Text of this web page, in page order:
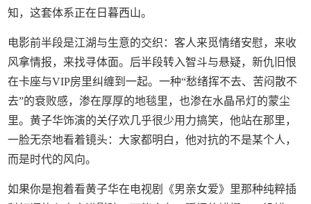
知，这套体系正在日暮西山。
电影前半段是江湖与生意的交织：客人来觅情绪安慰，来收
风拿情报，来找寻体面。后半段转入智斗与悬疑，新仇旧恨
在卡座与VIP房里纠缠到一起。一种“愁绪挥不去、苦闷散不
去”的衰败感，渗在厚厚的地毯里，也渗在水晶吊灯的蒙尘
里。黄子华饰演的关仔欢几乎很少用力搞笑，他站在那里，
一脸无奈地看着镜头：大家都明白，他对抗的不是某个人，
而是时代的风向。
如果你是抱着看黄子华在电视剧《男亲女爱》里那种纯粹插